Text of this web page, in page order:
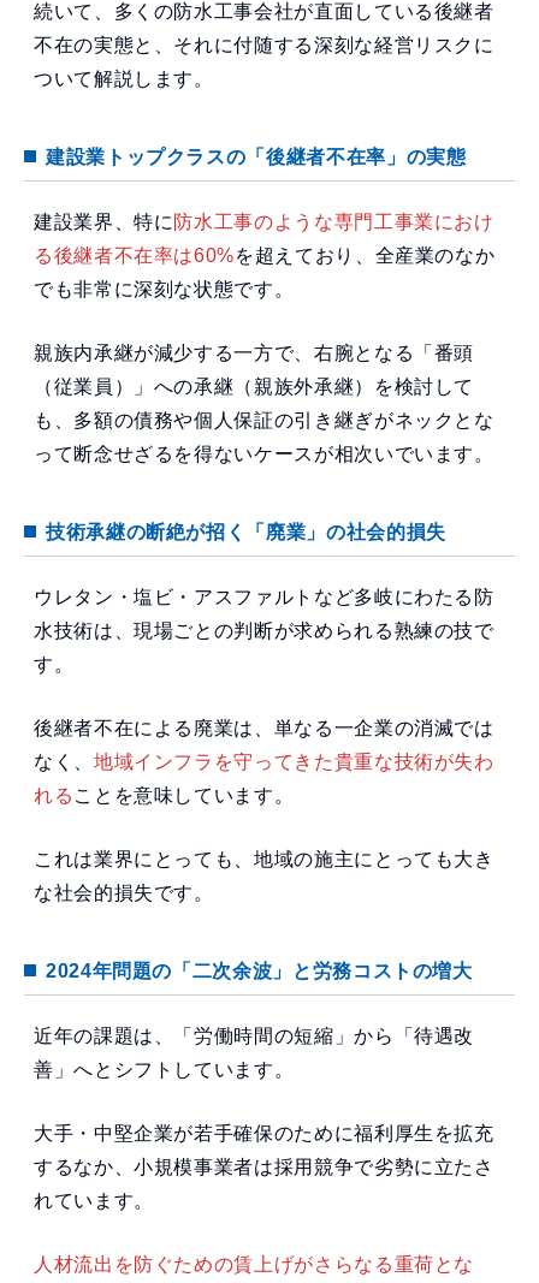
続いて、多くの防水工事会社が直面している後継者
不在の実態と、それに付随する深刻な経営リスクに
ついて解説します。
建設業トップクラスの「後継者不在率」の実態
建設業界、特に 防水工事のような専門工事業におけ
る後継者不在率は60%を超えており、全産業のなか
でも非常に深刻な状態です。
親族内承継が減少する一方で、右腕となる「番頭
（従業員）」への承継（親族外承継）を検討して
も、多額の債務や個人保証の引き継ぎがネックとな
って断念せざるを得ないケースが相次いでいます。
技術承継の断絶が招く「廃業」の社会的損失
ウレタン・塩ビ・アスファルトなど多岐にわたる防
水技術は、現場ごとの判断が求められる熟練の技で
す。
後継者不在による廃業は、単なる一企業の消滅では
なく、 地域インフラを守ってきた貴重な技術が失わ
れる ことを意味しています。
これは業界にとっても、地域の施主にとっても大き
な社会的損失です。
2024年問題の「二次余波」と労務コストの増大
近年の課題は、「労働時間の短縮」から「待遇改
善」へとシフトしています。
大手・中堅企業が若手確保のために福利厚生を拡充
するなか、小規模事業者は採用競争で劣勢に立たさ
れています。
人材流出を防ぐための賃上げがさらなる重荷とな